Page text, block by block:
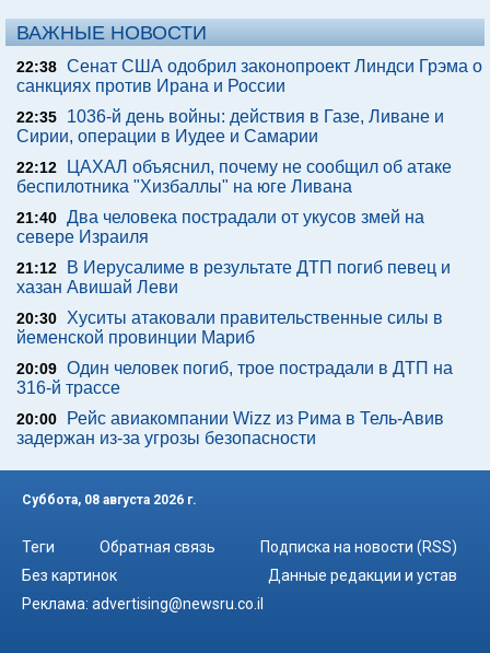
ВАЖНЫЕ НОВОСТИ
22:38 Сенат США одобрил законопроект Линдси Грэма о
санкциях против Ирана и России
22:35
1036-й день войны: действия в Газе, Ливане и
Сирии, операции в Иудее и Самарии
22:12
ЦАХАЛ объяснил, почему не сообщил об атаке
беспилотника "Хизбаллы" на юге Ливана
21:40 Два человека пострадали от укусов змей на
севере Израиля
21:12
В Иерусалиме в результате ДТП погиб певец и
хазан Авишай Леви
20:30
Хуситы атаковали правительственные силы в
йеменской провинции Мариб
20:09 Один человек погиб, трое пострадали в ДТП на
316-й трассе
20:00
Рейс авиакомпании Wizz из Рима в Тель-Авив
задержан из-за угрозы безопасности
Суббота, 08 августа 2026 г.
Теги Обратная связь
Подписка на новости (RSS)
Без картинок
Данные редакции и устав
Реклама: advertising@newsru.co.il